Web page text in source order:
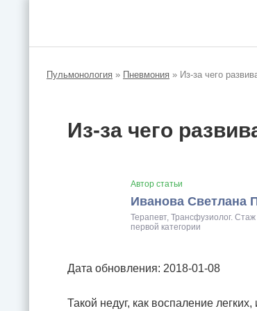
Пульмонология » Пневмония » Из-за чего
Из-за чего
Автор статьи
Иванова Светлана
Терапевт, Трансфузиолог.
первой категории
Дата обновления: 2018-01-08
Такой недуг, как воспаление